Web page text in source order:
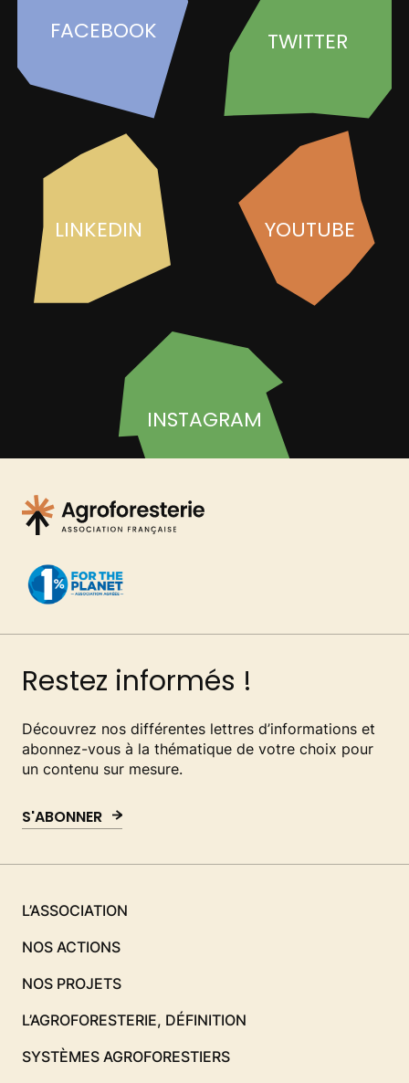
FACEBOOK TWITTER
LINKEDIN YOUTUBE
INSTAGRAM
Restez informés !
Découvrez nos différentes lettres d’informations et
abonnez-vous à la thématique de votre choix pour
un contenu sur mesure.
S'ABONNER
L’ASSOCIATION
NOS ACTIONS
NOS PROJETS
L’AGROFORESTERIE, DÉFINITION
SYSTÈMES AGROFORESTIERS